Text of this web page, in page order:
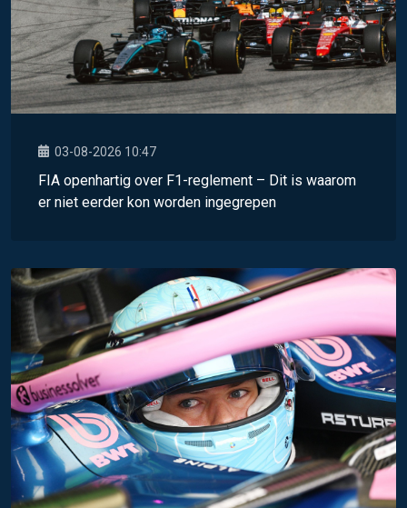
03-08-2026 10:47
FIA openhartig over F1-reglement – Dit is waarom
er niet eerder kon worden ingegrepen